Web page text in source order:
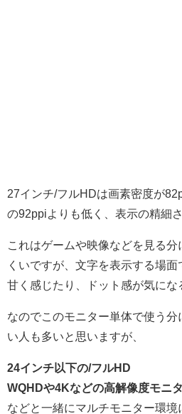
27インチ/フルHDは画素密度が
の92ppiよりも低く、表示の精細
これはゲームや映像などを見る
くいですが、文字を表示する場面
甘く感じたり、ドット感が気にな
なのでこのモニター単体で使う
い人も多いと思いますが、
24インチ以下の/フルHD
WQHDや4Kなどの高解像度モニ
などと一緒にマルチモニター環境